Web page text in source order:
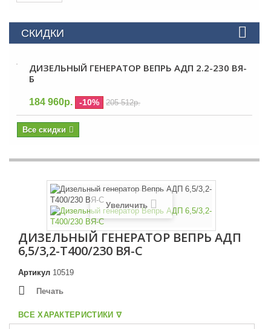
СКИДКИ
ДИЗЕЛЬНЫЙ ГЕНЕРАТОР ВЕПРЬ АДП 2.2-230 ВЯ-
Б
184 960р. -10% 205 512р.
Все скидки
Увеличить
ДИЗЕЛЬНЫЙ ГЕНЕРАТОР ВЕПРЬ АДП
6,5/3,2-Т400/230 ВЯ-С
Артикул 10519
Печать
ВСЕ ХАРАКТЕРИСТИКИ ᐁ